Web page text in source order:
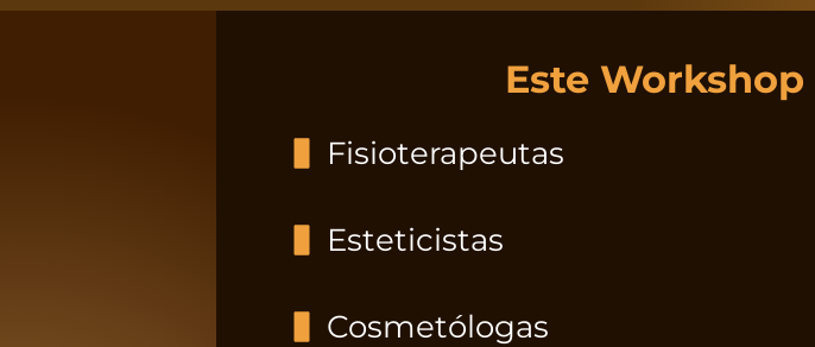
Este
Fisioterapeutas
Esteticistas
Cosmetólogas